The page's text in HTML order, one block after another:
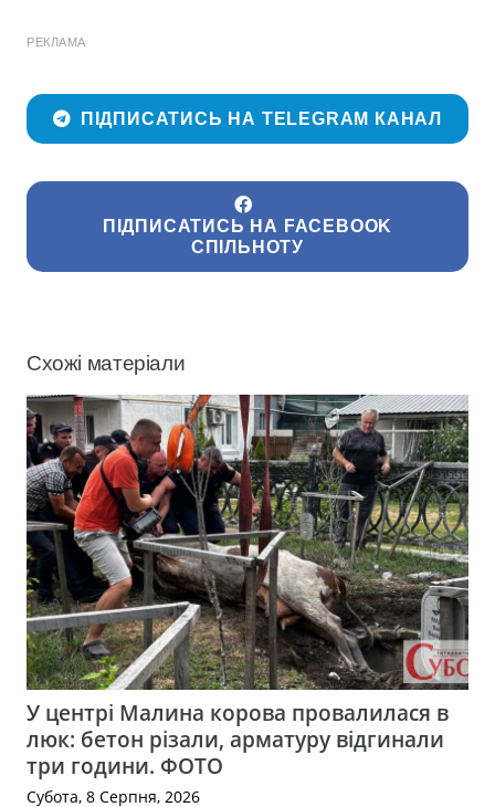
РЕКЛАМА
ПІДПИСАТИСЬ НА TELEGRAM КАНАЛ
ПІДПИСАТИСЬ НА FACEBOOK
СПІЛЬНОТУ
Схожі матеріали
У центрі Малина корова провалилася в
люк: бетон різали, арматуру відгинали
три години. ФОТО
Субота, 8 Серпня, 2026